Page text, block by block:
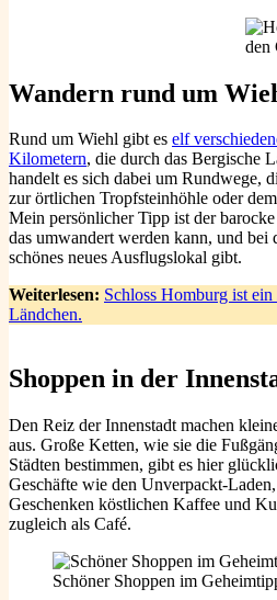
Wandern rund um
Rund um Wiehl gibt es elf
Kilometern, die durch das Bergische
handelt es sich dabei um Rundwege,
zur örtlichen Tropfsteinhöhle oder
Mein persönlicher Tipp ist der
das umwandert werden kann, und bei
schönes neues Ausflugslokal gibt.
Weiterlesen: Schloss Homburg ist
Ländchen.
Shoppen in der
Den Reiz der Innenstadt machen
aus. Große Ketten, wie sie die
Städten bestimmen, gibt es hier
Geschäfte wie den Unverpackt-
Geschenken köstlichen Kaffee und
zugleich als Café.
Schöner Shoppen im